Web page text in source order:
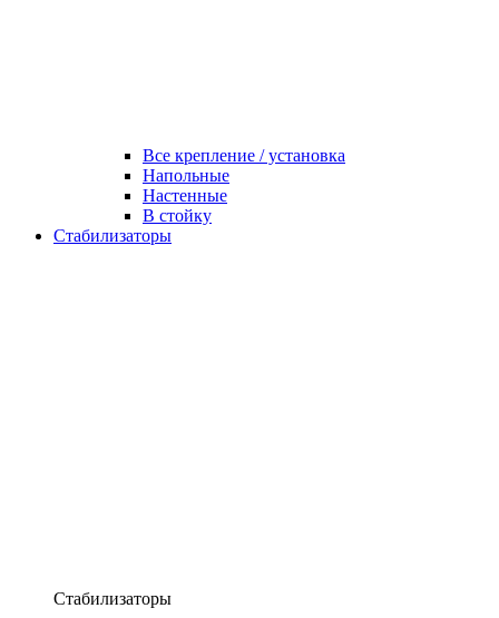
Все крепление / установка
Напольные
Настенные
В стойку
Стабилизаторы
Стабилизаторы